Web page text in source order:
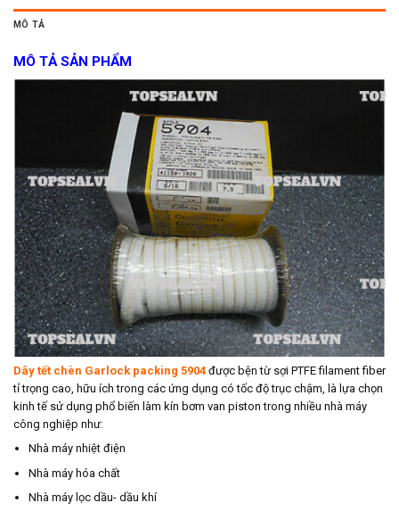
MÔ TẢ
MÔ TẢ SẢN PHẨM
Dây tết chèn Garlock packing 5904 được bện từ sợi PTFE filament fiber
tỉ trọng cao, hữu ích trong các ứng dụng có tốc độ trục chậm, là lựa chọn
kinh tế sử dụng phổ biến làm kín bơm van piston trong nhiều nhà máy
công nghiệp như:
Nhà máy nhiệt điện
Nhà máy hóa chất
Nhà máy lọc dầu- dầu khí